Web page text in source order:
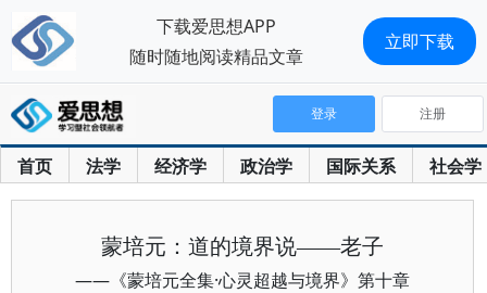
首页 法学 经济学 政治学 国际关系 社会学
登录 注册
蒙培元：道的境界说——老子
——《蒙培元全集·心灵超越与境界》第十章
下载爱思想APP
随时随地阅读精品文章
立即下载